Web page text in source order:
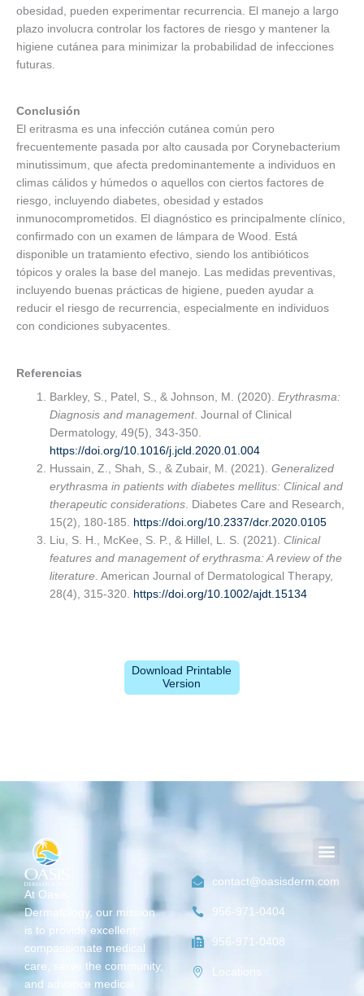
obesidad, pueden experimentar recurrencia. El manejo a largo
plazo involucra controlar los factores de riesgo y mantener la
higiene cutánea para minimizar la probabilidad de infecciones
futuras.
Conclusión
El eritrasma es una infección cutánea común pero
frecuentemente pasada por alto causada por Corynebacterium
minutissimum, que afecta predominantemente a individuos en
climas cálidos y húmedos o aquellos con ciertos factores de
riesgo, incluyendo diabetes, obesidad y estados
inmunocomprometidos. El diagnóstico es principalmente clínico,
confirmado con un examen de lámpara de Wood. Está
disponible un tratamiento efectivo, siendo los antibióticos
tópicos y orales la base del manejo. Las medidas preventivas,
incluyendo buenas prácticas de higiene, pueden ayudar a
reducir el riesgo de recurrencia, especialmente en individuos
con condiciones subyacentes.
Referencias
Barkley, S., Patel, S., & Johnson, M. (2020).Erythrasma:
Diagnosis and management. Journal of Clinical
Dermatology, 49(5), 343-350.
https://doi.org/10.1016/j.jcld.2020.01.004
Hussain, Z., Shah, S., & Zubair, M. (2021).Generalized
erythrasma in patients with diabetes mellitus: Clinical and
therapeutic considerations . Diabetes Care and Research,
15(2), 180-185.
https://doi.org/10.2337/dcr.2020.0105
Liu, S. H., McKee, S. P., & Hillel, L. S. (2021). Clinical
features and management of erythrasma: A review of the
literature . American Journal of Dermatological Therapy,
28(4), 315-320.
https://doi.org/10.1002/ajdt.15134
Download Printable
Version
At Oasis
Dermatology, our mission
is to provide excellent,
compassionate medical
care, serve the community,
and advance medical
contact@oasisderm.com
956-971-0404
956-971-0408
Locations